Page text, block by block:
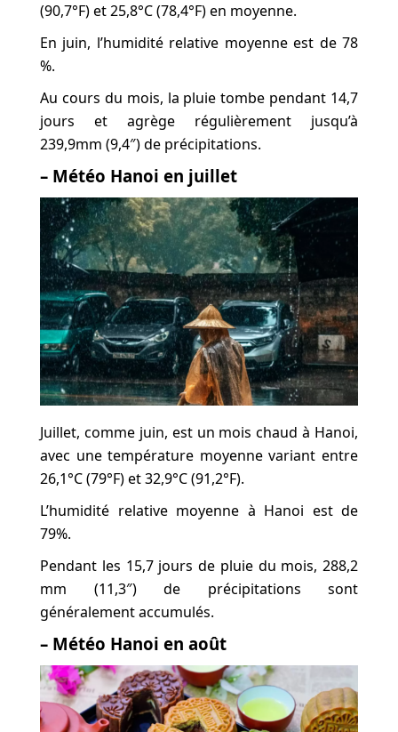
(90,7°F) et 25,8°C (78,4°F) en moyenne.
En juin, l’humidité relative moyenne est de 78
%.
Au cours du mois, la pluie tombe pendant 14,7
jours et agrège régulièrement jusqu’à
239,9mm (9,4″) de précipitations.
– Météo Hanoi en juillet
Juillet, comme juin, est un mois chaud à Hanoi,
avec une température moyenne variant entre
26,1°C (79°F) et 32,9°C (91,2°F).
L’humidité relative moyenne à Hanoi est de
79%.
Pendant les 15,7 jours de pluie du mois, 288,2
mm (11,3″) de précipitations sont
généralement accumulés.
– Météo Hanoi en août